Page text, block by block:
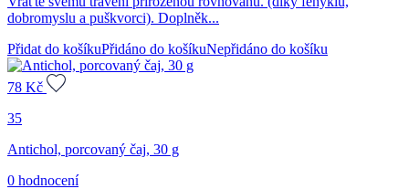
dobromyslu a puškvorci). Doplněk...
Přidat do košíkuPřidáno do košíkuNepřidáno do košíku
78 Kč
35
Antichol, porcovaný čaj, 30 g
0 hodnocení